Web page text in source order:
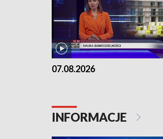
07.08.2026
INFORMACJE